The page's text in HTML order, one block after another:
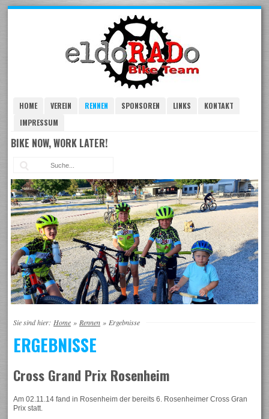
HOME VEREIN RENNEN SPONSOREN LINKS
KONTAKT
IMPRESSUM
BIKE NOW, WORK LATER!
Sie sind hier: Home » Rennen » Ergebnisse
ERGEBNISSE
Cross Grand Prix Rosenheim
Am 02.11.14 fand in Rosenheim der bereits 6. Rosenheimer Cross Gran
Prix statt.